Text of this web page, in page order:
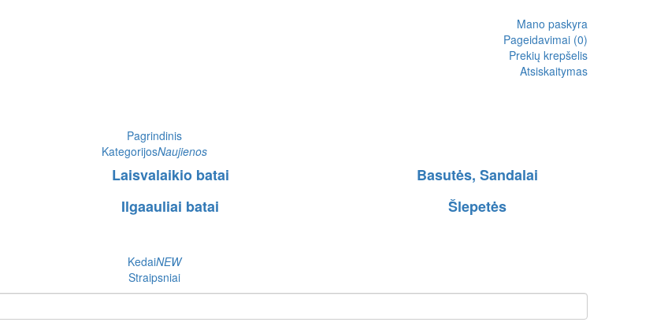
Mano paskyra
Pageidavimai (0)
Prekių krepšelis
Atsiskaitymas
Pagrindinis
KategorijosNaujienos
Laisvalaikio batai
Basutės, Sandalai
Ilgaauliai batai
Šlepetės
KedaiNEW
Straipsniai